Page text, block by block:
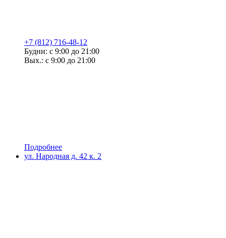
+7 (812) 716-48-12
Будни: с 9:00 до 21:00
Вых.: с 9:00 до 21:00
Подробнее
ул. Народная д. 42 к. 2